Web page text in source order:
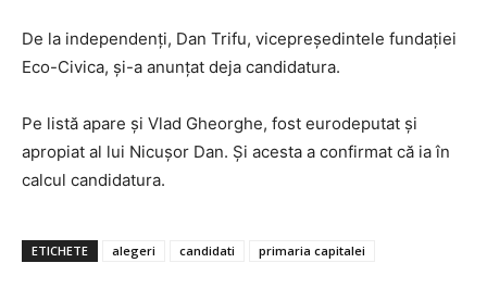
De la independenți, Dan Trifu, vicepreședintele fundației
Eco-Civica, și-a anunțat deja candidatura.
Pe listă apare și Vlad Gheorghe, fost eurodeputat și
apropiat al lui Nicușor Dan. Și acesta a confirmat că ia în
calcul candidatura.
ETICHETE alegeri candidati primaria capitalei